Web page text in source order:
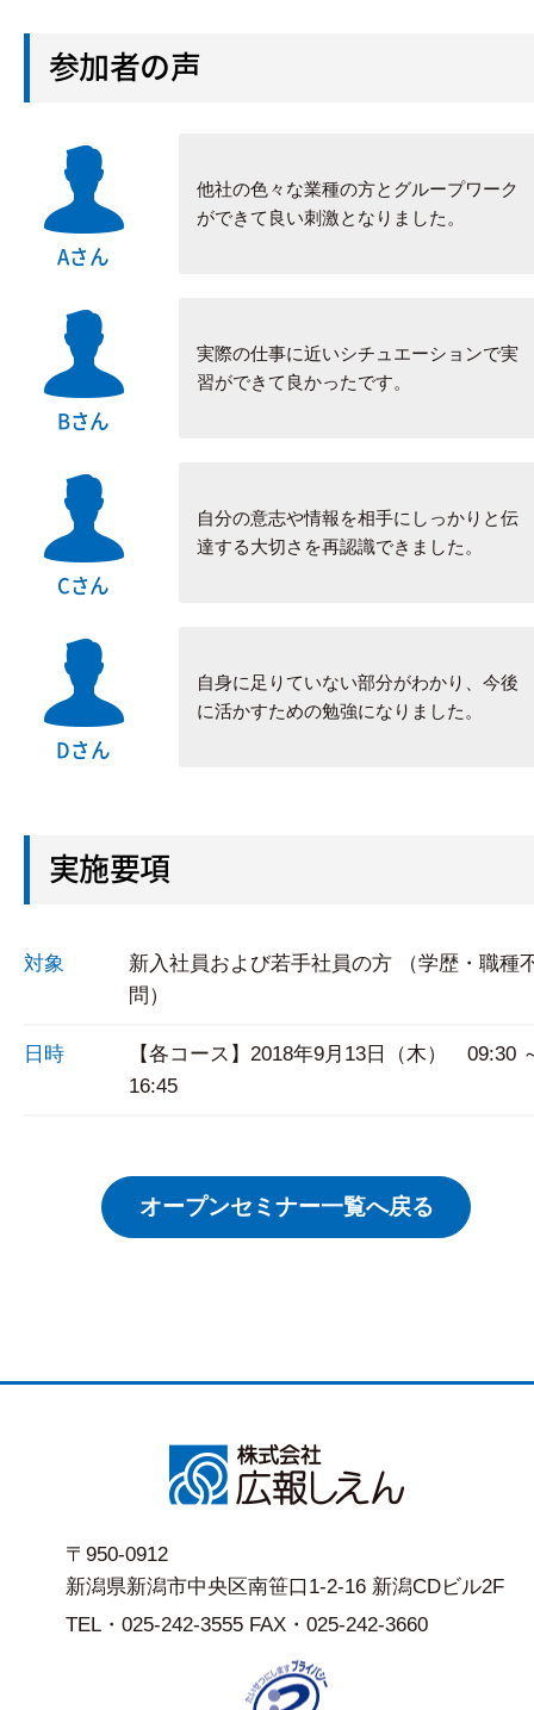
参加者の声
Aさん
他社の色々な業種の方とグループワーク
ができて良い刺激となりました。
Bさん
実際の仕事に近いシチュエーションで実
習ができて良かったです。
Cさん
自分の意志や情報を相手にしっかりと伝
達する大切さを再認識できました。
Dさん
自身に足りていない部分がわかり、今後
に活かすための勉強になりました。
実施要項
対象
新入社員および若手社員の方 （学歴・職種
問）
日時
【各コース】2018年9月13日（木） 09:30
16:45
オープンセミナー一覧へ戻る
〒950-0912
新潟県新潟市中央区南笹口1-2-16 新潟CDビル2F
TEL・025-242-3555 FAX・025-242-3660